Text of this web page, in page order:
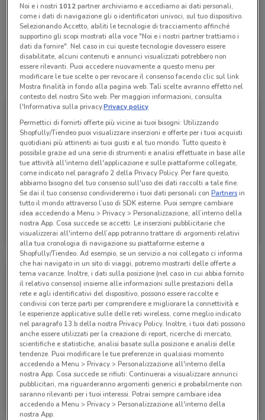
Lunedì n.d.
Martedì n.d.
Mercoledì n.d.
Giovedì n.d.
Venerdì n.d.
Sabato n.d.
Domenica n.d.
06 96873288
Tutte le promozioni di questo negozio
Bluvacanze
Scade il 28/09 438 m
Bluvacanze
Scade il 31/12 438 m
Bluvacanze
Scade il 31/08
Noi e i nostri 1012partner archiviamo e accediamo ai dati personali,
come i dati di navigazione gli o identificatori univoci, sul tuo dispositivo.
Selezionando Accetto, abiliti le tecnologie di tracciamento affinché
supportino gli scopi mostrati alla voce "Noi e i nostri partner trattiamo i
dati da fornire". Nel caso in cui queste tecnologie dovessero essere
disabilitate, alcuni contenuti e annunci visualizzati potrebbero non
essere rilevanti. Puoi accedere nuovamente a questo menu per
modificare le tue scelte o per revocare il consenso facendo clic sul link
Mostra finalità in fondo alla pagina web. Tali scelte avranno effetto nel
contesto del nostro Sito web. Per maggiori informazioni, consulta
l'Informativa sulla privacy.Privacy policy
Permettici di fornirti offerte più vicine ai tuoi bisogni: Utilizzando
Shopfully/Tiendeo puoi visualizzare inserzioni e offerte per i tuoi acquisti
quotidiani più attinenti ai tuoi gusti e al tuo mondo. Tutto questo è
possibile grazie ad una serie di strumenti e analisi effettuate in base alle
tue attività all'interno dell'applicazione e sulle piattaforme collegate,
come indicato nel paragrafo 2 della Privacy Policy. Per fare questo,
abbiamo bisogno del tuo consenso sull'uso dei dati raccolti a tale fine.
Se dai il tuo consenso condivideremo i tuoi dati personali conPartnersin
tutto il mondo attraverso l’uso di SDK esterne. Puoi sempre cambiare
idea accedendo a Menu > Privacy > Personalizzazione, all’interno della
nostra App. Cosa succede se accetti: Le inserzioni pubblicitarie che
visualizzerai all'interno dell’app potranno trattare di argomenti relativi
alla tua cronologia di navigazione su piattaforme esterne a
Shopfully/Tiendeo. Ad esempio, se un servizio a noi collegato ci informa
che hai navigato in un sito di viaggi, potremo mostrarti delle offerte a
tema vacanze. Inoltre, i dati sulla posizione (nel caso in cui abbia fornito
il relativo consenso) insieme alle informazioni sulle prestazioni della
rete e agli identificativi del dispositivo, possono essere raccolte e
condivisi con terze parti per comprendere e migliorare la connettività e
le esperienze applicative sulle delle reti wireless, come meglio indicato
nel paragrafo 13.b della nostra Privacy Policy. Inoltre, i tuoi dati possono
anche essere utilizzati per la creazione di report, ricerche di mercato,
scientifiche e statistiche, analisi basate sulla posizione e analisi delle
tendenze. Puoi modificare le tue preferenze in qualsiasi momento
accedendo a Menu > Privacy > Personalizzazione all'interno della
nostra App. Cosa succede se rifiuti: Continuerai a visualizzare annunci
pubblicitari, ma riguarderanno argomenti generici e probabilmente non
saranno rilevanti per i tuoi interessi. Potrai sempre cambiare idea
accedendo a Menu > Privacy > Personalizzazione all'interno della
nostra App.